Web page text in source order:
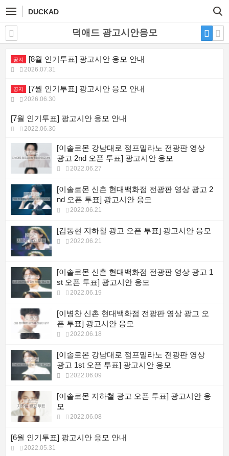
DUCKAD
덕애드 광고시안응모
공지 [8월 인기투표] 광고시안 응모 안내
2026.07.31
공지 [7월 인기투표] 광고시안 응모 안내
2026.06.30
[7월 인기투표] 광고시안 응모 안내
2022.06.30
[이솔로몬 강남대로 점프밀라노 전광판 영상
광고 2nd 오픈 투표] 광고시안 응모
2022.06.27
[이솔로몬 신촌 현대백화점 전광판 영상 광고 2
nd 오픈 투표] 광고시안 응모
2022.06.21
[김동현 지하철 광고 오픈 투표] 광고시안 응모
2022.06.21
[이솔로몬 신촌 현대백화점 전광판 영상 광고 1
st 오픈 투표] 광고시안 응모
2022.06.19
[이병찬 신촌 현대백화점 전광판 영상 광고 오
픈 투표] 광고시안 응모
2022.06.18
[이솔로몬 강남대로 점프밀라노 전광판 영상
광고 1st 오픈 투표] 광고시안 응모
2022.06.09
[이솔로몬 지하철 광고 오픈 투표] 광고시안 응
모
2022.06.08
[6월 인기투표] 광고시안 응모 안내
2022.05.31